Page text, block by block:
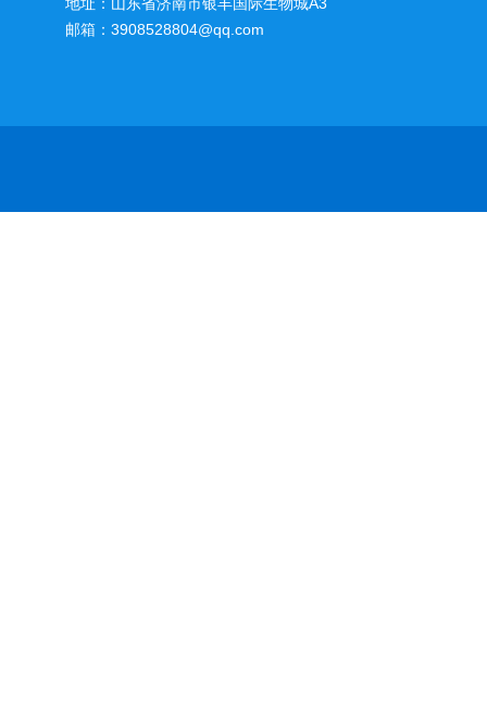
邮箱：3908528804@qq.com